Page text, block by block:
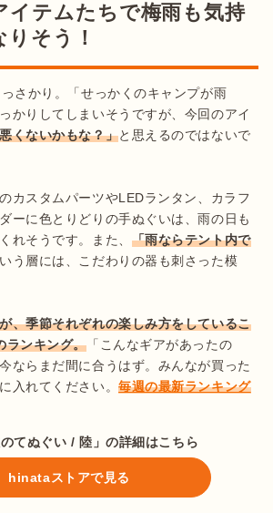
イテムたちで梅雨も気持
そう！
さかり。「せっかくのキャンプが雨
かりしてしまいそうですが、今回のアイ
くないかもな？」と思えるのではないで
カスタムパーツやLEDランタン、カラフ
ーに色とりどりの手ぬぐいは、雨の日も
れそうです。また、 「雨ならテント内で
う層には、こだわりの器も刺さった模
、季節それぞれの楽しみ方をしているこ
ランキング。「こんなギアがあったの
ならまだ間に合うはず。みんなが買った
入れてください。毎週の最新ランキング
てぬぐい / 陸」の詳細はこちら
hinataストアで見る